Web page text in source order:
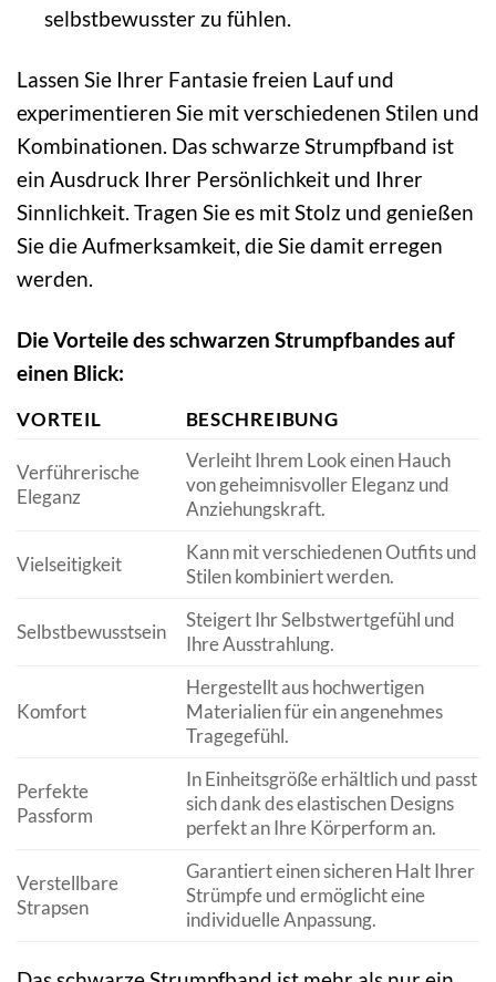
selbstbewusster zu fühlen.
Lassen Sie Ihrer Fantasie freien Lauf und
experimentieren Sie mit verschiedenen Stilen und
Kombinationen. Das schwarze Strumpfband ist
ein Ausdruck Ihrer Persönlichkeit und Ihrer
Sinnlichkeit. Tragen Sie es mit Stolz und genießen
Sie die Aufmerksamkeit, die Sie damit erregen
werden.
Die Vorteile des schwarzen Strumpfbandes auf
einen Blick:
VORTEIL BESCHREIBUNG
Verführerische
Eleganz
Verleiht Ihrem Look einen Hauch
von geheimnisvoller Eleganz und
Anziehungskraft.
Vielseitigkeit
Kann mit verschiedenen Outfits und
Stilen kombiniert werden.
Selbstbewusstsein
Steigert Ihr Selbstwertgefühl und
Ihre Ausstrahlung.
Komfort
Hergestellt aus hochwertigen
Materialien für ein angenehmes
Tragegefühl.
Perfekte
Passform
In Einheitsgröße erhältlich und passt
sich dank des elastischen Designs
perfekt an Ihre Körperform an.
Verstellbare
Strapsen
Garantiert einen sicheren Halt Ihrer
Strümpfe und ermöglicht eine
individuelle Anpassung.